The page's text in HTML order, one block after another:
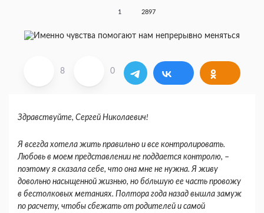
1 2897
8 0
Здравствуйте, Сергей Николаевич!
Я всегда хотела жить правильно и все контролировать.
Любовь в моем представлении не поддается контролю, –
поэтому я сказала себе, что она мне не нужна. Я живу
довольно насыщенной жизнью, но бо́льшую ее часть провожу
в бестолковых метаниях. Полтора года назад вышла замуж
по расчету, чтобы сбежать от родителей и самой